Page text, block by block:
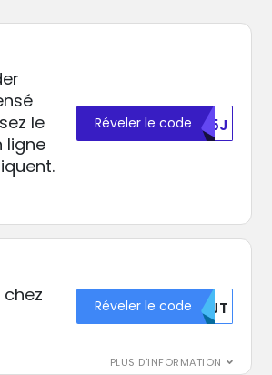
le
ligne
Réveler le codeU05J
PLUS D'INFORMATION
Réveler le codeMZJT